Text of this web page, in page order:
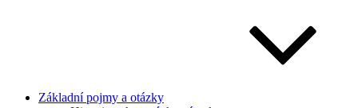
Základní pojmy a otázky